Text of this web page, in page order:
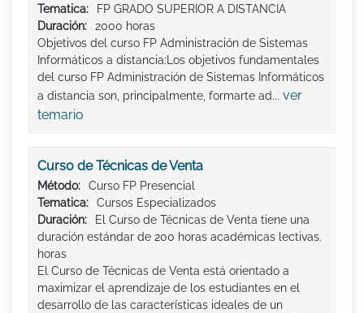
Tematica:
FP GRADO SUPERIOR A DISTANCIA
Duración:
2000 horas
Objetivos del curso FP Administración de Sistemas
Informáticos a distancia:Los objetivos fundamentales
del curso FP Administración de Sistemas Informáticos
a distancia son, principalmente, formarte ad... ver
temario
Curso de Técnicas de Venta
Método:
Curso FP Presencial
Tematica:
Cursos Especializados
Duración:
El Curso de Técnicas de Venta tiene una
duración estándar de 200 horas académicas lectivas.
horas
El Curso de Técnicas de Venta está orientado a
maximizar el aprendizaje de los estudiantes en el
desarrollo de las características ideales de un